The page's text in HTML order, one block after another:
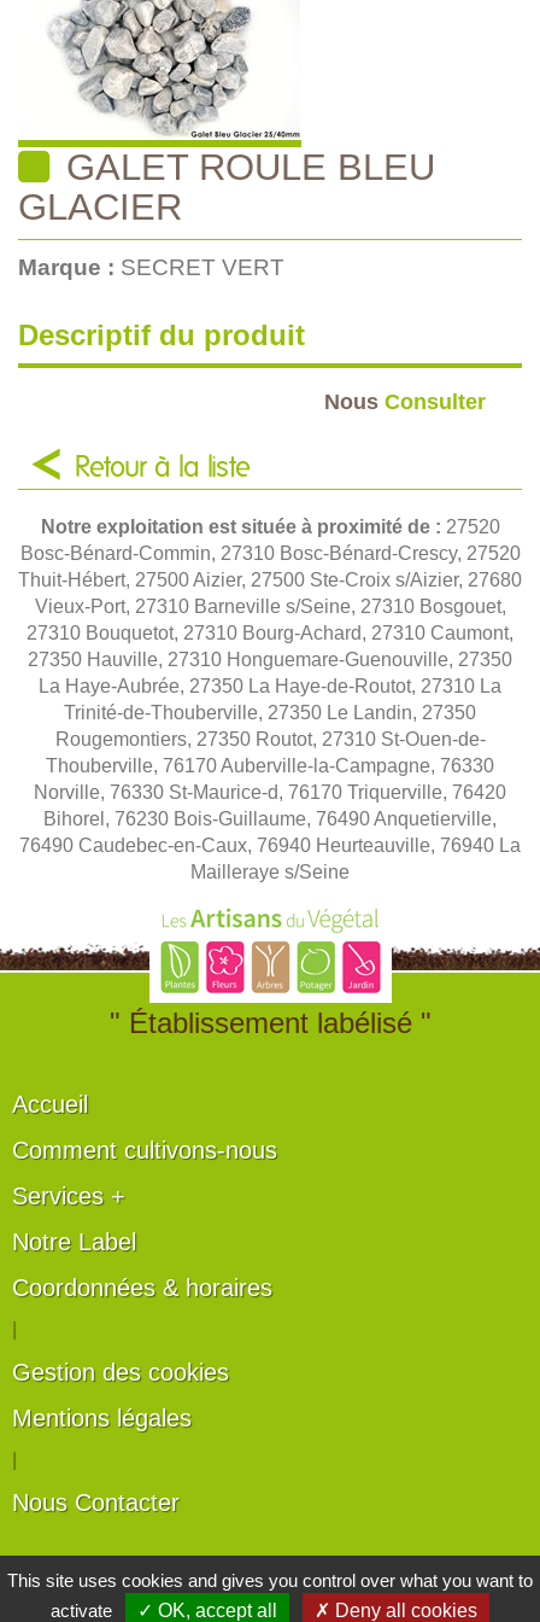
GALET ROULE BLEU
GLACIER
Marque : SECRET VERT
Descriptif du produit
Nous Consulter
Retour à la liste
Notre exploitation est située à proximité de : 27520
Bosc-Bénard-Commin, 27310 Bosc-Bénard-Crescy, 27520
Thuit-Hébert, 27500 Aizier, 27500 Ste-Croix s/Aizier, 27680
Vieux-Port, 27310 Barneville s/Seine, 27310 Bosgouet,
27310 Bouquetot, 27310 Bourg-Achard, 27310 Caumont,
27350 Hauville, 27310 Honguemare-Guenouville, 27350
La Haye-Aubrée, 27350 La Haye-de-Routot, 27310 La
Trinité-de-Thouberville, 27350 Le Landin, 27350
Rougemontiers, 27350 Routot, 27310 St-Ouen-de-
Thouberville, 76170 Auberville-la-Campagne, 76330
Norville, 76330 St-Maurice-d, 76170 Triquerville, 76420
Bihorel, 76230 Bois-Guillaume, 76490 Anquetierville,
76490 Caudebec-en-Caux, 76940 Heurteauville, 76940 La
Mailleraye s/Seine
" Établissement labélisé "
Accueil
Comment cultivons-nous
Services +
Notre Label
Coordonnées & horaires
Gestion des cookies
Mentions légales
Nous Contacter
Les artisans du végétal
Horticulteurs et pépinièristes de France
This site uses cookies and gives you control over what you want to
activate
✓ OK, accept all ✗ Deny all cookies